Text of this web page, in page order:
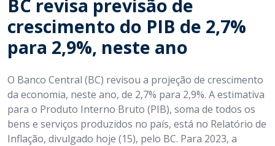
BC revisa previsão de
crescimento do PIB de 2,7%
para 2,9%, neste ano
O Banco Central (BC) revisou a projeção de crescimento
da economia, neste ano, de 2,7% para 2,9%. A estimativa
para o Produto Interno Bruto (PIB), soma de todos os
bens e serviços produzidos no país, está no Relatório de
Inflação, divulgado hoje (15), pelo BC. Para 2023, a